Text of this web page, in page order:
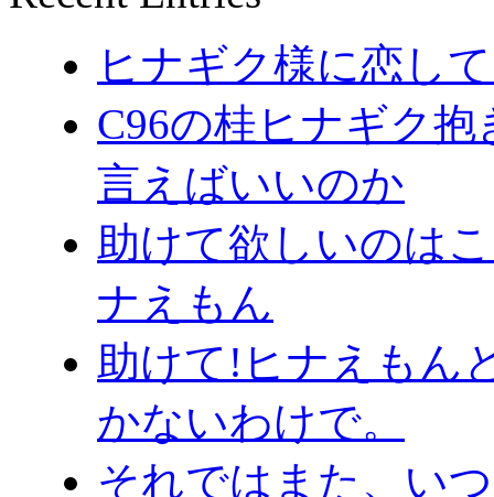
ヒナギク様に恋し
C96の桂ヒナギク
言えばいいのか
助けて欲しいのは
ナえもん
助けて!ヒナえもん
かないわけで。
それではまた、い